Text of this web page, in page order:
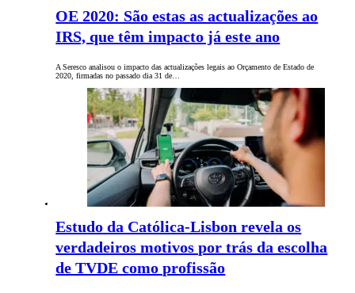
OE 2020: São estas as actualizações ao
IRS, que têm impacto já este ano
A Seresco analisou o impacto das actualizações legais ao Orçamento de Estado de
2020, firmadas no passado dia 31 de…
Estudo da Católica-Lisbon revela os
verdadeiros motivos por trás da escolha
de TVDE como profissão